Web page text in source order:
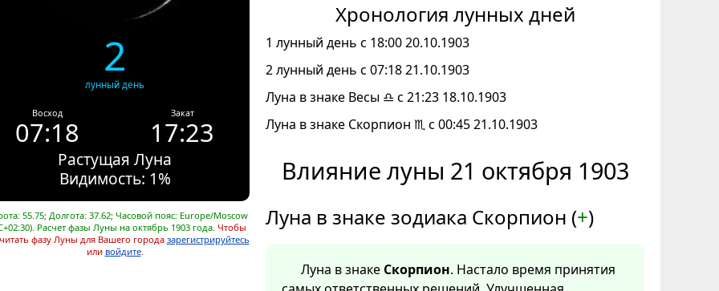
2
лунный день
Восход
07:18
Закат
17:23
Растущая Луна
Видимость: 1%
55.75; Долгота: 37.62; Часовой пояс: Europe/Moscow
Расчет фазы Луны на октябрь 1903 года. Чтобы
фазу Луны для Вашего города зарегистрируйтесь
или войдите.
Хронология лунных дней
1 лунный день с 18:00 20.10.1903
2 лунный день с 07:18 21.10.1903
Луна в знаке Весы ♎ с 21:23 18.10.1903
Луна в знаке Скорпион ♏ с 00:45 21.10.1903
Влияние луны 21 октября 1903
Луна в знаке зодиака Скорпион (+)
Луна в знаке Скорпион. Настало время принятия